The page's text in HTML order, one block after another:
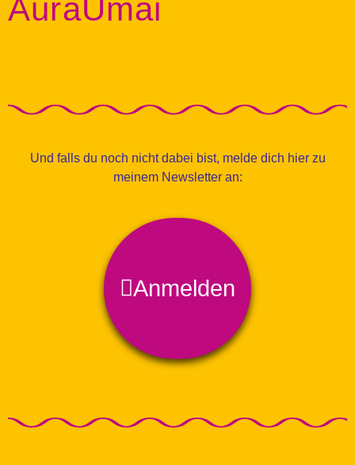
AuraUmai
Und falls du noch nicht dabei bist, melde dich hier zu
meinem Newsletter an:
Anmelden